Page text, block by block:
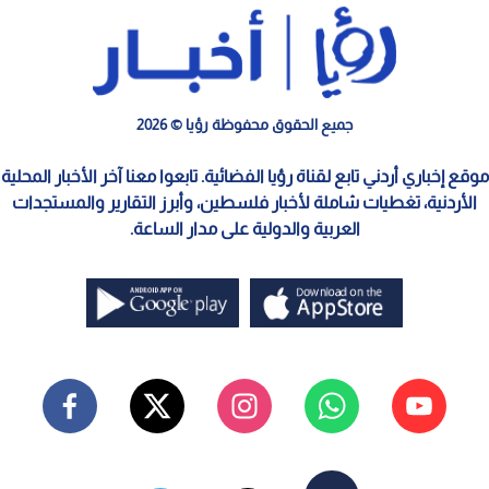
جميع الحقوق محفوظة رؤيا © 2026
موقع إخباري أردني تابع لقناة رؤيا الفضائية. تابعوا معنا آخر الأخبار المحلية
الأردنية، تغطيات شاملة لأخبار فلسطين، وأبرز التقارير والمستجدات
العربية والدولية على مدار الساعة.